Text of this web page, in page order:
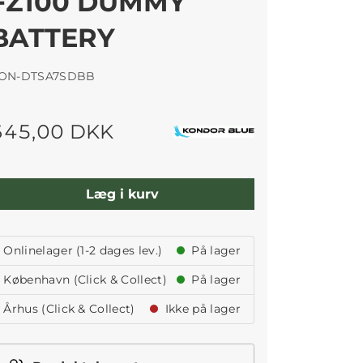
DTSA7SDBB
DKK
Læg i kurv
Onlinelager (1-2 dages lev.)
På lager
København (Click & Collect)
På lager
Århus (Click & Collect)
Ikke på lager